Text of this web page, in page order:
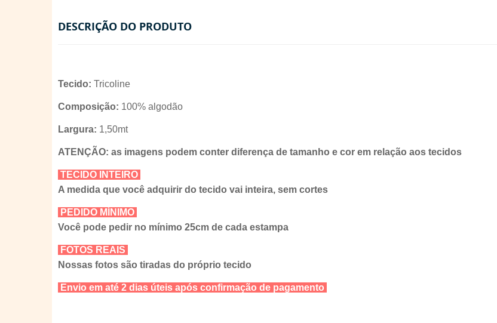
DESCRIÇÃO DO PRODUTO
Tecido: Tricoline
Composição: 100% algodão
Largura: 1,50mt
ATENÇÃO: as imagens podem conter diferença de tamanho e cor em relação aos tecidos
TECIDO INTEIRO
A medida que você adquirir do tecido vai inteira, sem cortes
PEDIDO MÍNIMO
Você pode pedir no mínimo 25cm de cada estampa
FOTOS REAIS
Nossas fotos são tiradas do próprio tecido
Envio em até 2 dias úteis após confirmação de pagamento